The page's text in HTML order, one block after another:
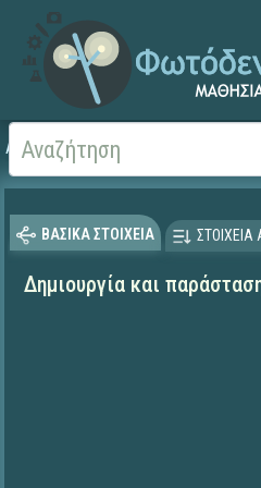
Αρχική
ΒΑΣΙΚΑ ΣΤΟΙΧΕΙΑ ΣΤΟΙΧΕΙΑ
Δημιουργία και